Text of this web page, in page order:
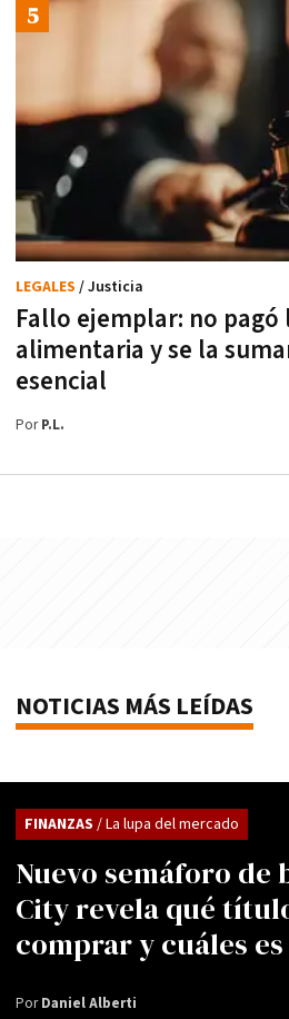
Fallo ejemplar: no pagó
alimentaria y se la
esencial
LEGALES / Justicia
PorP.L.
NOTICIAS MÁS LEÍDAS
Nuevo semáforo de
City revela qué
comprar y cuáles
FINANZAS / La lupa del mercado
PorDaniel Alberti